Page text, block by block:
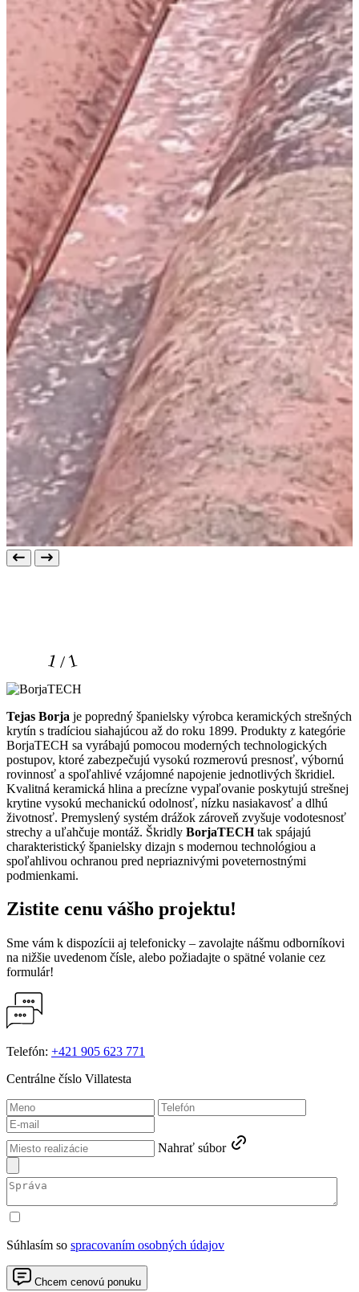
1 / 1
Tejas Borja je popredný španielsky výrobca keramických strešných
krytín s tradíciou siahajúcou až do roku 1899. Produkty z kategórie
BorjaTECH sa vyrábajú pomocou moderných technologických
postupov, ktoré zabezpečujú vysokú rozmerovú presnosť, výbornú
rovinnosť a spoľahlivé vzájomné napojenie jednotlivých škridiel.
Kvalitná keramická hlina a precízne vypaľovanie poskytujú strešnej
krytine vysokú mechanickú odolnosť, nízku nasiakavosť a dlhú
životnosť. Premyslený systém drážok zároveň zvyšuje vodotesnosť
strechy a uľahčuje montáž. Škridly BorjaTECHtak spájajú
charakteristický španielsky dizajn s modernou technológiou a
spoľahlivou ochranou pred nepriaznivými poveternostnými
podmienkami.
Zistite cenu vášho projektu!
Sme vám k dispozícii aj telefonicky – zavolajte nášmu odborníkovi
na nižšie uvedenom čísle, alebo požiadajte o spätné volanie cez
formulár!
Telefón: +421 905 623 771
Centrálne číslo Villatesta
Nahrať súbor
Súhlasím so spracovaním osobných údajov
Chcem cenovú ponuku